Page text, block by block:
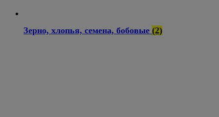
Зерно, хлопья, семена, бобовые (2)